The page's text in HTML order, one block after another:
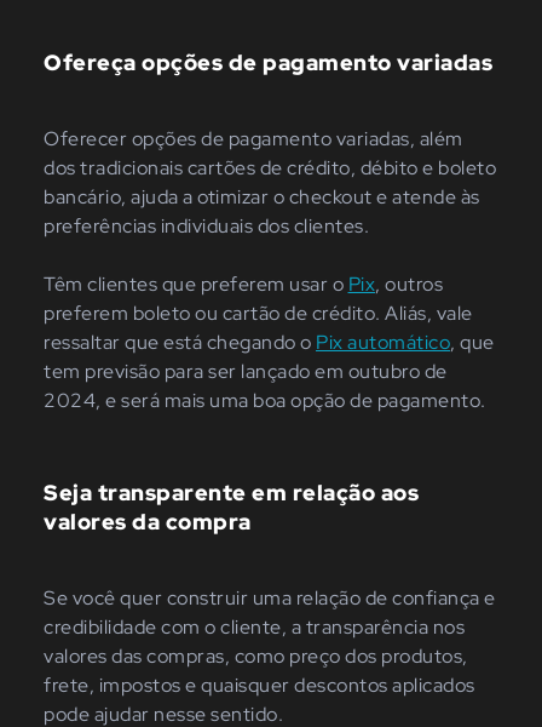
Ofereça opções de pagamento variadas
Oferecer opções de pagamento variadas, além
dos tradicionais cartões de crédito, débito e boleto
bancário, ajuda a otimizar o checkout e atende às
preferências individuais dos clientes.
Têm clientes que preferem usar o Pix, outros
preferem boleto ou cartão de crédito. Aliás, vale
ressaltar que está chegando o Pix automático, que
tem previsão para ser lançado em outubro de
2024, e será mais uma boa opção de pagamento.
Seja transparente em relação aos
valores da compra
Se você quer construir uma relação de confiança e
credibilidade com o cliente, a transparência nos
valores das compras, como preço dos produtos,
frete, impostos e quaisquer descontos aplicados
pode ajudar nesse sentido.